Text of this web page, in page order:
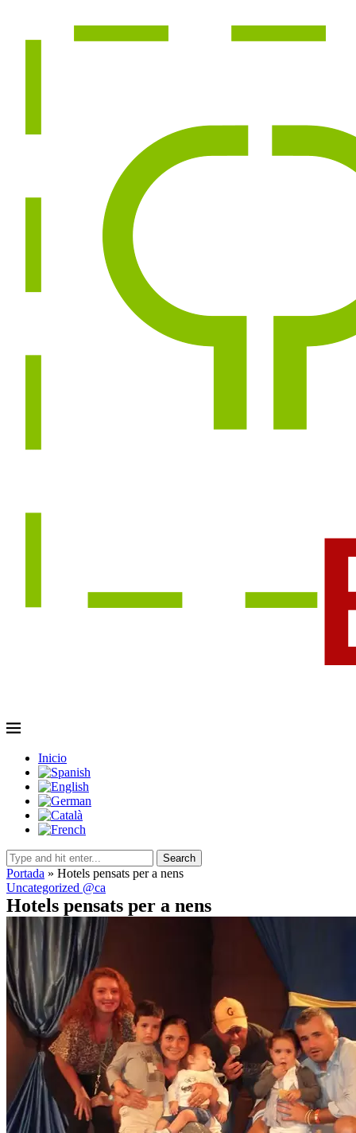
Inicio
Search
Portada » Hotels pensats per a nens
Uncategorized @ca
Hotels pensats per a nens